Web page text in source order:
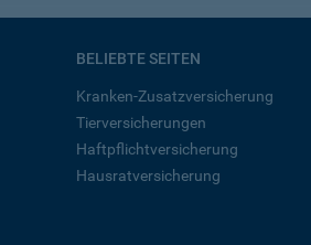
BELIEBTE SEITEN
Kranken-Zusatzversicherung
Tierversicherungen
Haftpflichtversicherung
Hausratversicherung